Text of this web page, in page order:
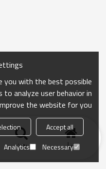
منزل بحث
you with the best possible
to analyze user behavior in
the website for you.
Accept all
Necessary
Analytics